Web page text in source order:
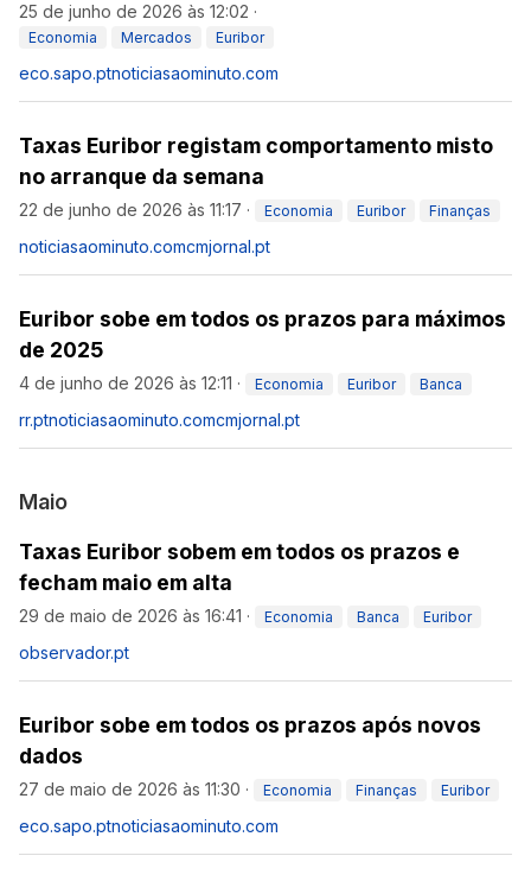
25 de junho de 2026 às 12:02 ·
Economia Mercados Euribor
eco.sapo.ptnoticiasaominuto.com
Taxas Euribor registam comportamento misto
no arranque da semana
22 de junho de 2026 às 11:17 · Economia Euribor Finanças
noticiasaominuto.comcmjornal.pt
Euribor sobe em todos os prazos para máximos
de 2025
4 de junho de 2026 às 12:11 · Economia Euribor Banca
rr.ptnoticiasaominuto.comcmjornal.pt
Maio
Taxas Euribor sobem em todos os prazos e
fecham maio em alta
29 de maio de 2026 às 16:41 · Economia Banca Euribor
observador.pt
Euribor sobe em todos os prazos após novos
dados
27 de maio de 2026 às 11:30 · Economia Finanças Euribor
eco.sapo.ptnoticiasaominuto.com